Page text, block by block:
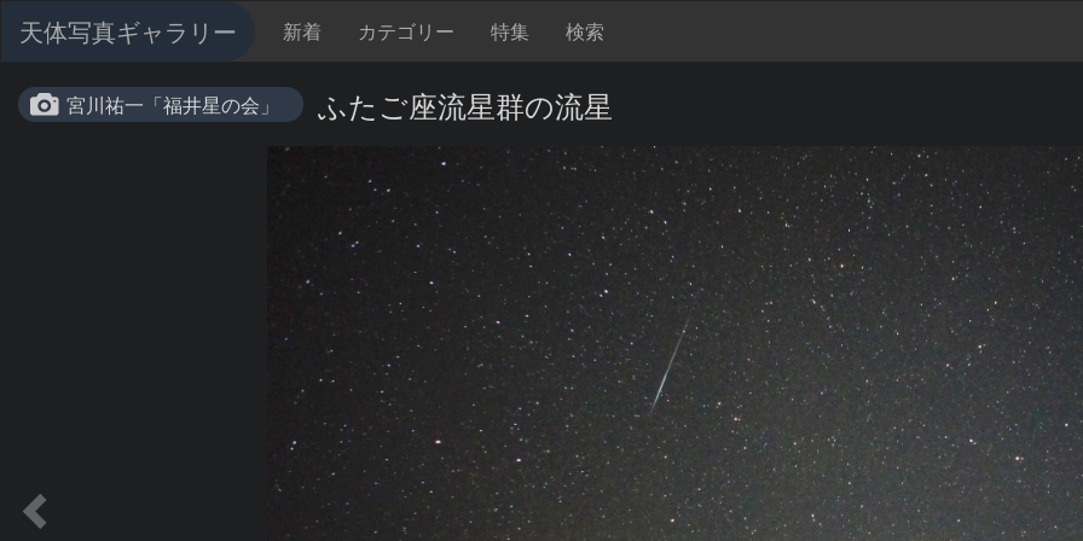
天体写真ギャラリー 新着 カテゴリー 特集 検索
宮川祐一「福井星の会」 ふたご座流星群の流星